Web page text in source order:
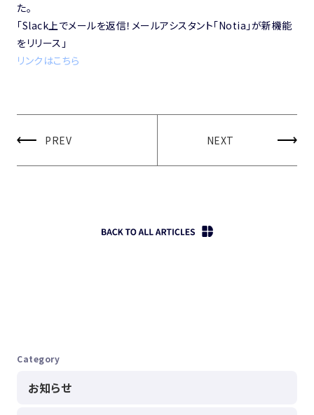
た。
「Slack上でメールを返信！メールアシスタント「Notia」が新機能
をリリース」
リンクはこちら
PREV NEXT
Category
お知らせ